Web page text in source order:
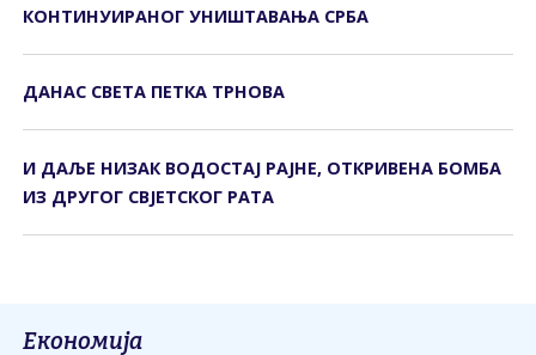
КОНТИНУИРАНОГ УНИШТАВАЊА СРБА
ДАНАС СВЕТА ПЕТКА ТРНОВА
И ДАЉЕ НИЗАК ВОДОСТАЈ РАЈНЕ, ОТКРИВЕНА БОМБА
ИЗ ДРУГОГ СВЈЕТСКОГ РАТА
Економија